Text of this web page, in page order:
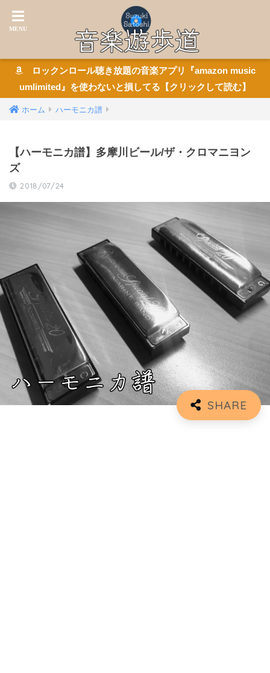
ロックンロール聴き放題の音楽アプリ『amazon music
umlimited』を使わないと損してる【クリックして読む】
ホーム ハーモニカ譜
【ハーモニカ譜】多摩川ビール/ザ・クロマニヨン
ズ
2018/07/24